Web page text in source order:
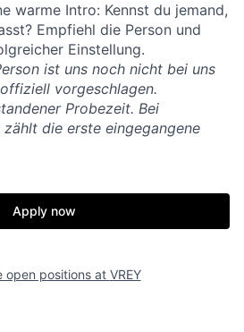
warme Intro: Kennst du jemand,
Empfiehl die Person und
Einstellung.
ist uns noch nicht bei uns
vorgeschlagen.
Probezeit. Bei
die erste eingegangene
Apply now
open positions at VREY